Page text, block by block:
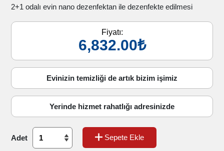
2+1 odalı evin nano dezenfektan ile dezenfekte edilmesi
Fiyatı:
6,832.00₺
Evinizin temizliği de artık bizim işimiz
Yerinde hizmet rahatlığı adresinizde
Adet Sepete Ekle